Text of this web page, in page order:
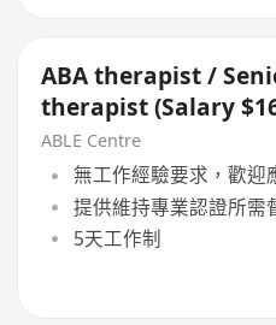
ABA therapist /
therapist (Salary
ABLE Centre
無工作經驗要求，歡迎
提供維持專業認證所需
5天工作制